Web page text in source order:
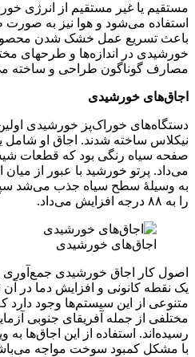
غیر مستقیم از انرژی خورشیدی
می‌شود و هوا نیز به صورت طبیعی یا
عمل خشک شدن محصول
در اندازه‌ها و طرحهای مختلف و
طراحی و ساخته می‌شوند.
خورشیدی
خوراک‌پز خورشیدی اولین بار به
شدند. اجاق او شامل یک جعبه
رنگی بود که قطعات شیشه‌ای
خورشید با عبور از میان این
سطح سیاه جذب می‌شد سپس درجه
خورشیدی
اجاق خورشیدی جمع‌آوری پرتوهای
و افزایش دما در آن نقطه
این سیستم‌ها وجود دارد که این
جمله آفریقای جنوبی آزمایش شده و
استفاده از این اجاق‌ها به ویژه در
سوخت مواجه می‌باشند بسیار